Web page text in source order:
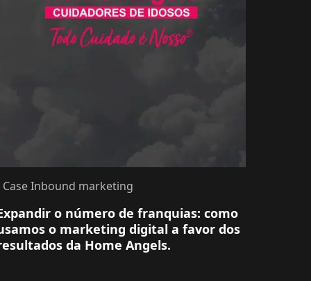
Case Inbound marketing
o número de franquias: como
o marketing digital a favor dos
da Home Angels.